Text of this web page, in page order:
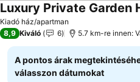
Kiadó ház/apartman
Luxury Private Garden
8,9 Kiváló 6 5.7 km-re innen:
A pontos árak
válasszon dátumokat